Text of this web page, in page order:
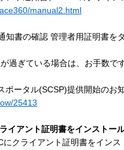
manual2.html
の確認 管理者用証明書をダ
ている場合は、お手数です
タル(SCSP)提供開始のお
25413
イアント証明書をインストー
ライアント証明書をインス